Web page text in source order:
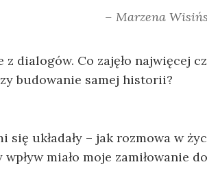
– Marzena
z dialogów. Co zajęło najwięcej
budowanie samej historii?
się układały – jak rozmowa w
miało moje zamiłowanie do